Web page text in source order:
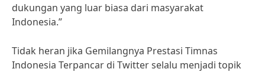
dukungan yang luar biasa dari masyarakat
Indonesia.”
Tidak heran jika Gemilangnya Prestasi Timnas
Indonesia Terpancar di Twitter selalu menjadi topik